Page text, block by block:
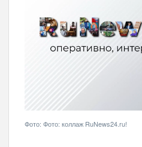
Фото: Фото: коллаж RuNews24.ru!